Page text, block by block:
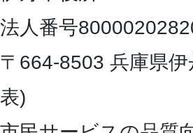
法人番号
〒664-8503 兵庫県
表)